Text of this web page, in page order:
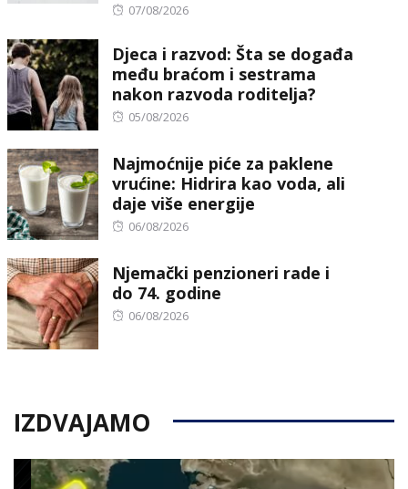
Posted
07/08/2026
Djeca i razvod: Šta se događa
među braćom i sestrama
nakon razvoda roditelja?
Posted
05/08/2026
Najmoćnije piće za paklene
vrućine: Hidrira kao voda, ali
daje više energije
Posted
06/08/2026
Njemački penzioneri rade i
do 74. godine
Posted
06/08/2026
IZDVAJAMO